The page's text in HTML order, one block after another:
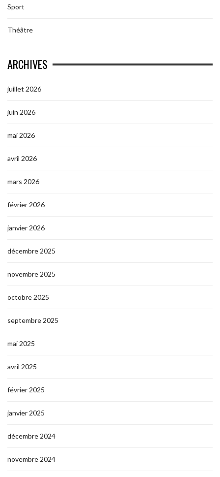
Sport
Théâtre
ARCHIVES
juillet 2026
juin 2026
mai 2026
avril 2026
mars 2026
février 2026
janvier 2026
décembre 2025
novembre 2025
octobre 2025
septembre 2025
mai 2025
avril 2025
février 2025
janvier 2025
décembre 2024
novembre 2024